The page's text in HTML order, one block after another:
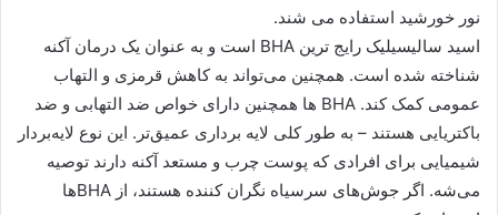
نور خورشید استفاده می شند.
اسید سالیسیلیک رایج ترین BHA است و به عنوان یک درمان آکنه
شناخته شده است. همچنین می‌تواند به کاهش قرمزی و التهاب
عمومی کمک کند. BHA‌ ها همچنین دارای خواص ضد التهابی و ضد
باکتریایی هستند – به طور کلی لایه برداری عمیق‌تر. این نوع لایه‌بردار
شیمیایی برای افرادی که پوست چرب و مستعد آکنه دارند توصیه
می‌شه. اگر جوش‌های سرسیاه نگران کننده هستند، از BHA‌ها